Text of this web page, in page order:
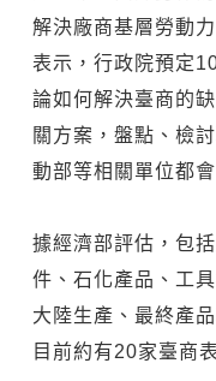
解決廠商基層勞動
表示，行政院預定
論如何解決臺商的
關方案，盤點、檢
動部等相關單位都
據經濟部評估，包
件、石化產品、工
大陸生產、最終產
目前約有20家臺商